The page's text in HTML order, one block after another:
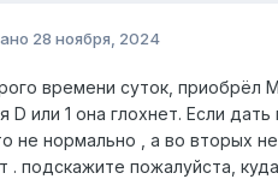
28 ноября, 2024
времени суток, приобрёл
D или 1 она глохнет. Если
не нормально , а во вторых
. подскажите пожалуйста,